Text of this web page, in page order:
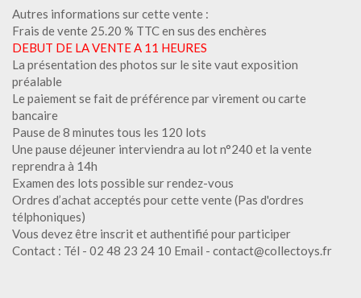
Autres informations sur cette vente :
Frais de vente 25.20 % TTC en sus des enchères
DEBUT DE LA VENTE A 11 HEURES
La présentation des photos sur le site vaut exposition
préalable
Le paiement se fait de préférence par virement ou carte
bancaire
Pause de 8 minutes tous les 120 lots
Une pause déjeuner interviendra au lot n°240 et la vente
reprendra à 14h
Examen des lots possible sur rendez-vous
Ordres d’achat acceptés pour cette vente (Pas d'ordres
télphoniques)
Vous devez être inscrit et authentifié pour participer
Contact : Tél - 02 48 23 24 10 Email - contact@collectoys.fr